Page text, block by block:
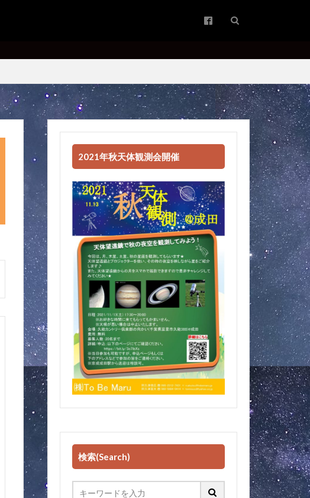
2021年秋天体観測会開催
検索(Search)